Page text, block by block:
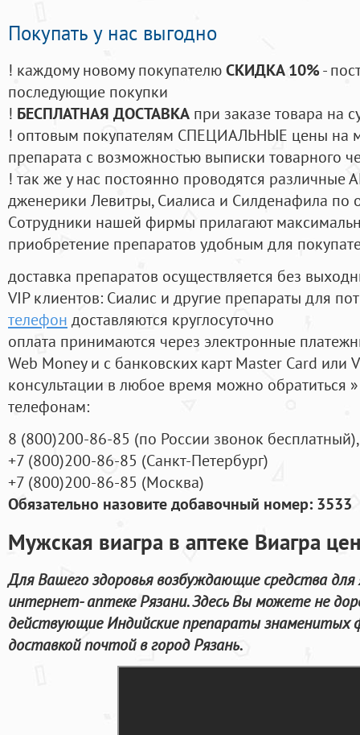
Покупать у нас выгодно
! каждому новому покупателюСКИДКА 10%-
последующие покупки
! БЕСПЛАТНАЯ ДОСТАВКА при заказе товара на
! оптовым покупателям СПЕЦИАЛЬНЫЕ цены на
препарата с возможностью выписки товарного
! так же у нас постоянно проводятся
дженерики Левитры, Сиалиса и Силденафила по
Cотрудники нашей фирмы прилагают
приобретение препаратов удобным для
доставка препаратов осуществляется без
VIP клиентов: Сиалис и другие препараты для
телефон доставляются круглосуточно
оплата принимаются через электронные
Web Money и с банковских карт Master Card или
консультации в любое время можно обратиться
телефонам:
8 (800)200-86-85 (по России звонок бесплатный),
+7 (800)200-86-85 (Санкт-Петербург)
+7 (800)200-86-85 (Москва)
Обязательно назовите добавочный номер: 3533
Мужская виагра в аптеке Виагра
Для Вашего здоровья возбуждающие средства для
интернет- аптеке Рязани. Здесь Вы можете не
действующие Индийские препараты знаменитых
доставкой почтой в город Рязань.